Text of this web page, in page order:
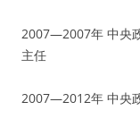
2007—2007年 中央
主任
2007—2012年 中央